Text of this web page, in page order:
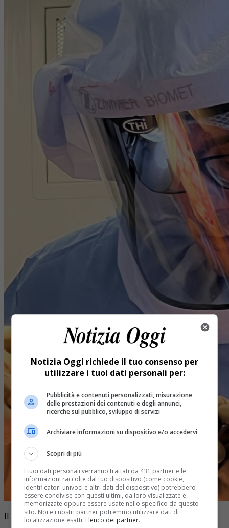
Il Dr. Francesco Traverso durante un’operazione
Notizia Oggi richiede il tuo consenso per
utilizzare i tuoi dati personali per:
Pubblicità e contenuti personalizzati, misurazione
delle prestazioni dei contenuti e degli annunci,
ricerche sul pubblico, sviluppo di servizi
Archiviare informazioni su dispositivo e/o accedervi
Scopri di più
I tuoi dati personali verranno trattati da 431 partner e le
informazioni raccolte dal tuo dispositivo (come cookie,
identificatori univoci e altri dati del dispositivo) potrebbero
essere condivise con questi ultimi, da loro visualizzate e
memorizzate oppure essere usate nello specifico da questo
sito. Noi e i nostri partner potremmo utilizzare dati di
localizzazione esatti. Elenco dei partner.